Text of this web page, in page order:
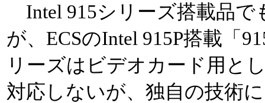
Intel 915シリーズ搭載品で
が、ECSのIntel 915P搭載「
リーズはビデオカード用と
対応しないが、独自の技術